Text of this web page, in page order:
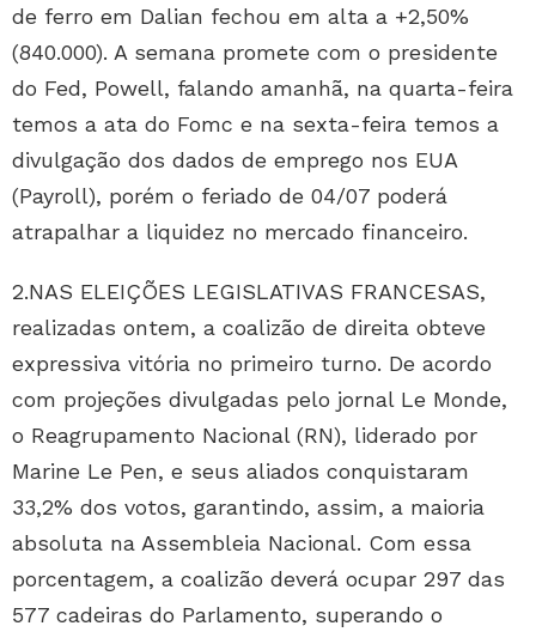
de ferro em Dalian fechou em alta a +2,50%
(840.000). A semana promete com o presidente
do Fed, Powell, falando amanhã, na quarta-feira
temos a ata do Fomc e na sexta-feira temos a
divulgação dos dados de emprego nos EUA
(Payroll), porém o feriado de 04/07 poderá
atrapalhar a liquidez no mercado financeiro.
2.NAS ELEIÇÕES LEGISLATIVAS FRANCESAS,
realizadas ontem, a coalizão de direita obteve
expressiva vitória no primeiro turno. De acordo
com projeções divulgadas pelo jornal Le Monde,
o Reagrupamento Nacional (RN), liderado por
Marine Le Pen, e seus aliados conquistaram
33,2% dos votos, garantindo, assim, a maioria
absoluta na Assembleia Nacional. Com essa
porcentagem, a coalizão deverá ocupar 297 das
577 cadeiras do Parlamento, superando o